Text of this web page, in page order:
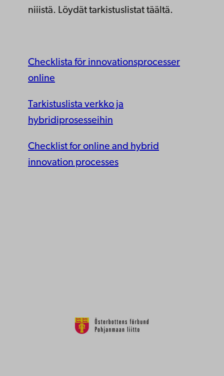
niiistä. Löydät tarkistuslistat täältä.
Checklista för innovationsprocesser
online
Tarkistuslista verkko ja
hybridiprosesseihin
Checklist for online and hybrid
innovation processes